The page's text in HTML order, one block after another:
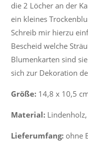
die 2 Löcher an der
ein kleines
Schreib mir hierzu
Bescheid welche
Blumenkarten sind
sich zur Dekoration
Größe: 14,8 x 10,5
Material:
Lieferumfang: ohne